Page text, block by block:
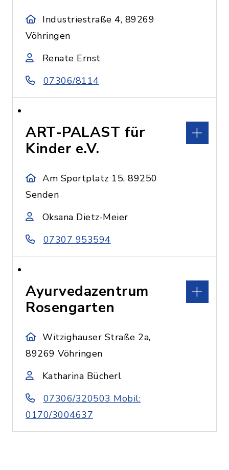
Industriestraße 4, 89269
Vöhringen
Renate Ernst
07306/8114
ART-PALAST für
Kinder e.V.
Am Sportplatz 15, 89250
Senden
Oksana Dietz-Meier
07307 953594
Ayurvedazentrum
Rosengarten
Witzighauser Straße 2a,
89269 Vöhringen
Katharina Bücherl
07306/320503 Mobil:
0170/3004637